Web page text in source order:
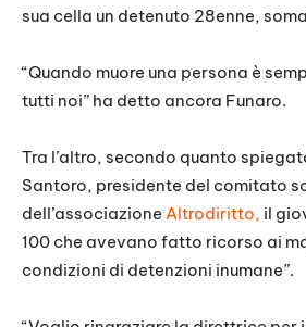
sua cella un detenuto 28enne,
“Quando muore una persona è
tutti noi” ha detto ancora Funaro.
Tra l’altro, secondo quanto
Santoro, presidente del comitato
dell’associazione Altrodiritto, il
100 che avevano fatto ricorso ai
condizioni di detenzioni inumane”.